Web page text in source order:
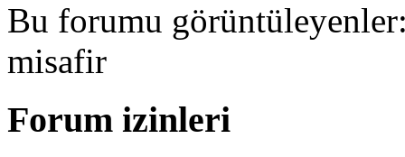
Bu forumu
misafir
Forum izinleri